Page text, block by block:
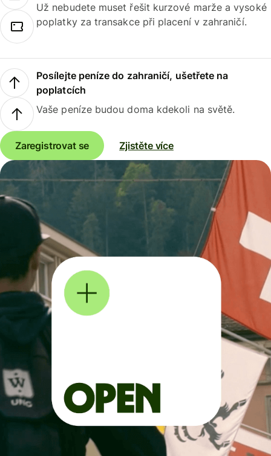
Už nebudete muset řešit kurzové marže a vysoké
poplatky za transakce při placení v zahraničí.
Posílejte peníze do zahraničí, ušetřete na
poplatcích
Vaše peníze budou doma kdekoli na světě.
Zaregistrovat se Zjistěte více